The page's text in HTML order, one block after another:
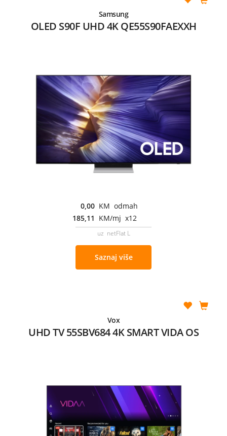
Samsung
OLED S90F UHD 4K QE55S90FAEXXH
0,00 KM odmah
185,11 KM/mj x12
uz netFlat L
Saznaj više
Vox
UHD TV 55SBV684 4K SMART VIDA OS